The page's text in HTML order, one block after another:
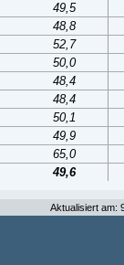
49,5
48,8
52,7
50,0
48,4
48,4
50,1
49,9
65,0
49,6
Aktualisiert am: